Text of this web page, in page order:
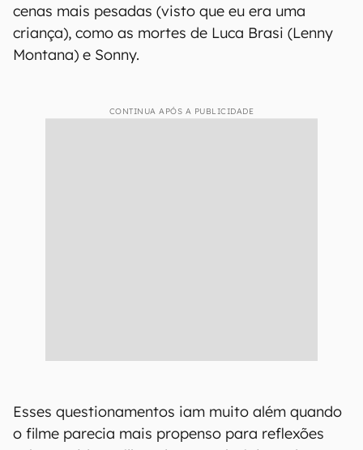
cenas mais pesadas (visto que eu era uma
criança), como as mortes de Luca Brasi (Lenny
Montana) e Sonny.
CONTINUA APÓS A PUBLICIDADE
Esses questionamentos iam muito além quando
o filme parecia mais propenso para reflexões